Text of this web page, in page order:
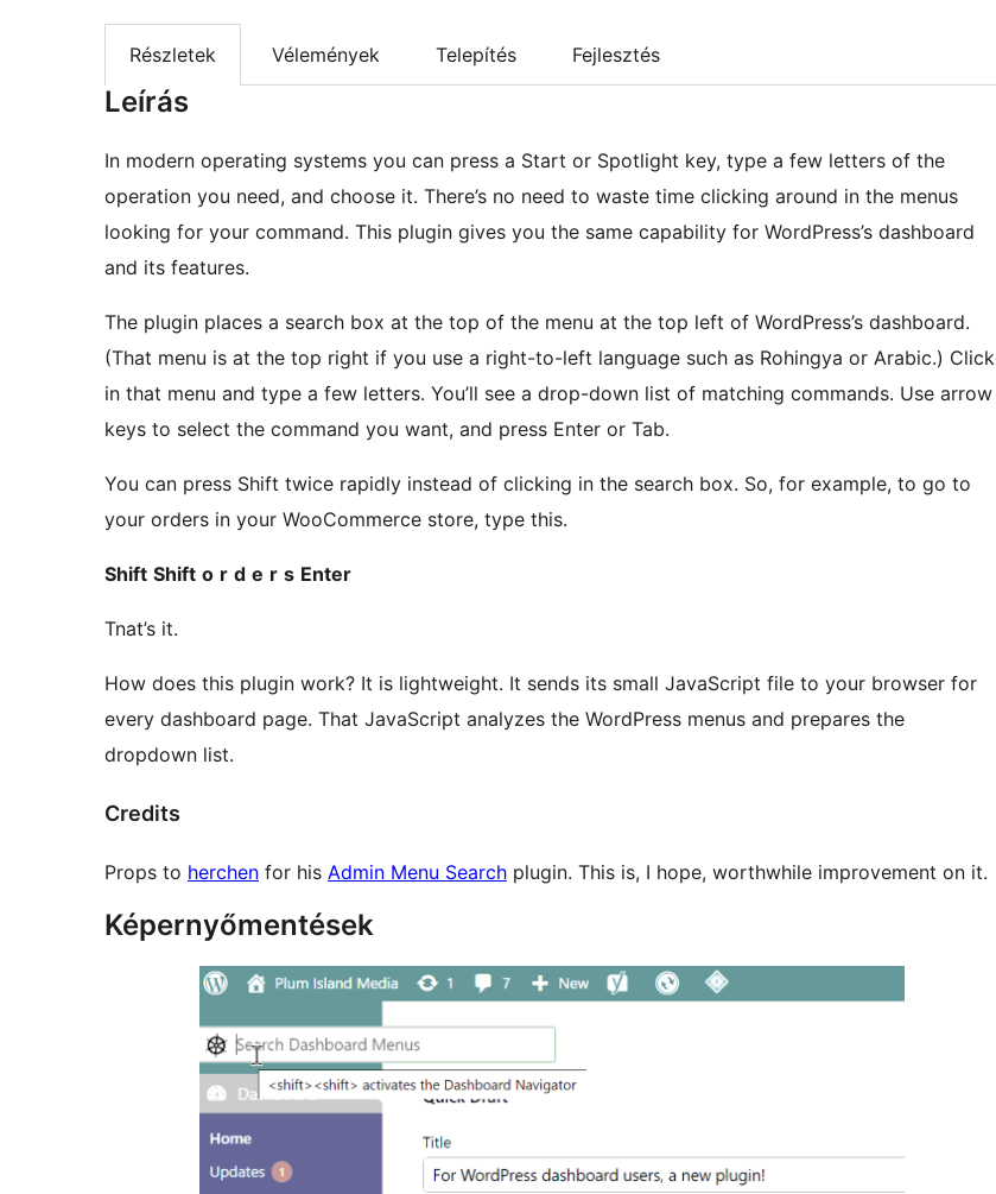
Részletek Vélemények Telepítés Fejlesztés
Leírás
In modern operating systems you can press a Start or Spotlight key, type a few letters of the
operation you need, and choose it. There’s no need to waste time clicking around in the menus
looking for your command. This plugin gives you the same capability for WordPress’s dashboard
and its features.
The plugin places a search box at the top of the menu at the top left of WordPress’s dashboard.
(That menu is at the top right if you use a right-to-left language such as Rohingya or Arabic.) Click
in that menu and type a few letters. You’ll see a drop-down list of matching commands. Use arrow
keys to select the command you want, and press Enter or Tab.
You can press Shift twice rapidly instead of clicking in the search box. So, for example, to go to
your orders in your WooCommerce store, type this.
Shift Shift o r d e r s Enter
Tnat’s it.
How does this plugin work? It is lightweight. It sends its small JavaScript file to your browser for
every dashboard page. That JavaScript analyzes the WordPress menus and prepares the
dropdown list.
Credits
Props to herchen for his Admin Menu Search plugin. This is, I hope, worthwhile improvement on it.
Képernyőmentések